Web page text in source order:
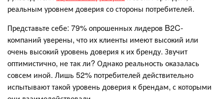
реальным уровнем доверия со стороны потребителей.
Представьте себе: 79% опрошенных лидеров B2C-
компаний уверены, что их клиенты имеют высокий или
очень высокий уровень доверия к их бренду. Звучит
оптимистично, не так ли? Однако реальность оказалась
совсем иной. Лишь 52% потребителей действительно
испытывают такой уровень доверия к брендам, с которыми